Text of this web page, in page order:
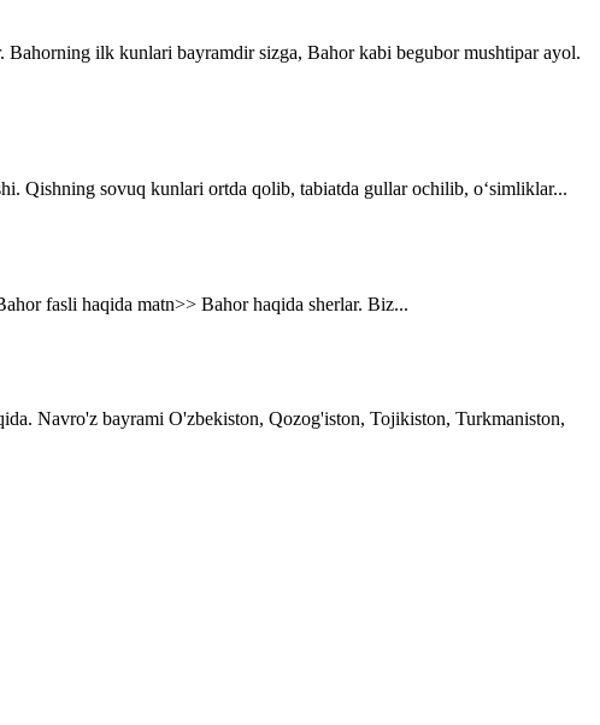
ilk kunlari bayramdir sizga, Bahor kabi begubor mushtipar ayol.
Qishning sovuq kunlari ortda qolib, tabiatda gullar ochilib, o‘simliklar...
fasli haqida matn>> Bahor haqida sherlar. Biz...
Navro'z bayrami O'zbekiston, Qozog'iston, Tojikiston, Turkmaniston,